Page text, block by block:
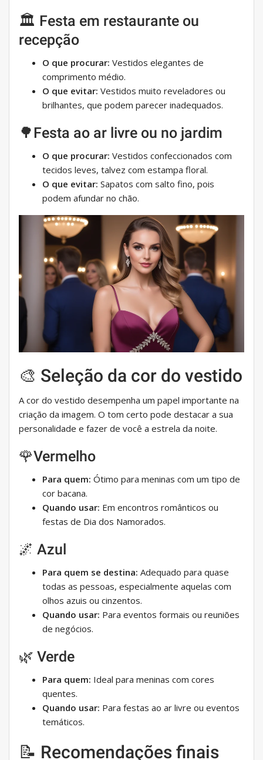
🏛 Festa em restaurante ou
recepção
O que procurar: Vestidos elegantes de
comprimento médio.
O que evitar: Vestidos muito reveladores ou
brilhantes, que podem parecer inadequados.
🌳Festa ao ar livre ou no jardim
O que procurar: Vestidos confeccionados com
tecidos leves, talvez com estampa floral.
O que evitar: Sapatos com salto fino, pois
podem afundar no chão.
🎨 Seleção da cor do vestido
A cor do vestido desempenha um papel importante na
criação da imagem. O tom certo pode destacar a sua
personalidade e fazer de você a estrela da noite.
🌹Vermelho
Para quem: Ótimo para meninas com um tipo de
cor bacana.
Quando usar: Em encontros românticos ou
festas de Dia dos Namorados.
🌌 Azul
Para quem se destina: Adequado para quase
todas as pessoas, especialmente aquelas com
olhos azuis ou cinzentos.
Quando usar: Para eventos formais ou reuniões
de negócios.
🌿 Verde
Para quem: Ideal para meninas com cores
quentes.
Quando usar: Para festas ao ar livre ou eventos
temáticos.
📝 Recomendações finais